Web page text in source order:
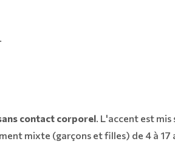
contact corporel. L'accent est
mixte (garçons et filles) de 4 à